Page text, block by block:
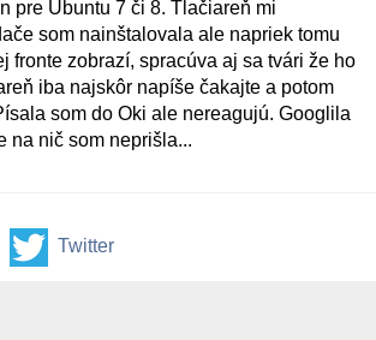
pre Ubuntu 7 či 8. Tlačiareň mi
som nainštalovala ale napriek tomu
fronte zobrazí, spracúva aj sa tvári že ho
iba najskôr napíše čakajte a potom
som do Oki ale nereagujú. Googlila
na nič som neprišla...
Twitter